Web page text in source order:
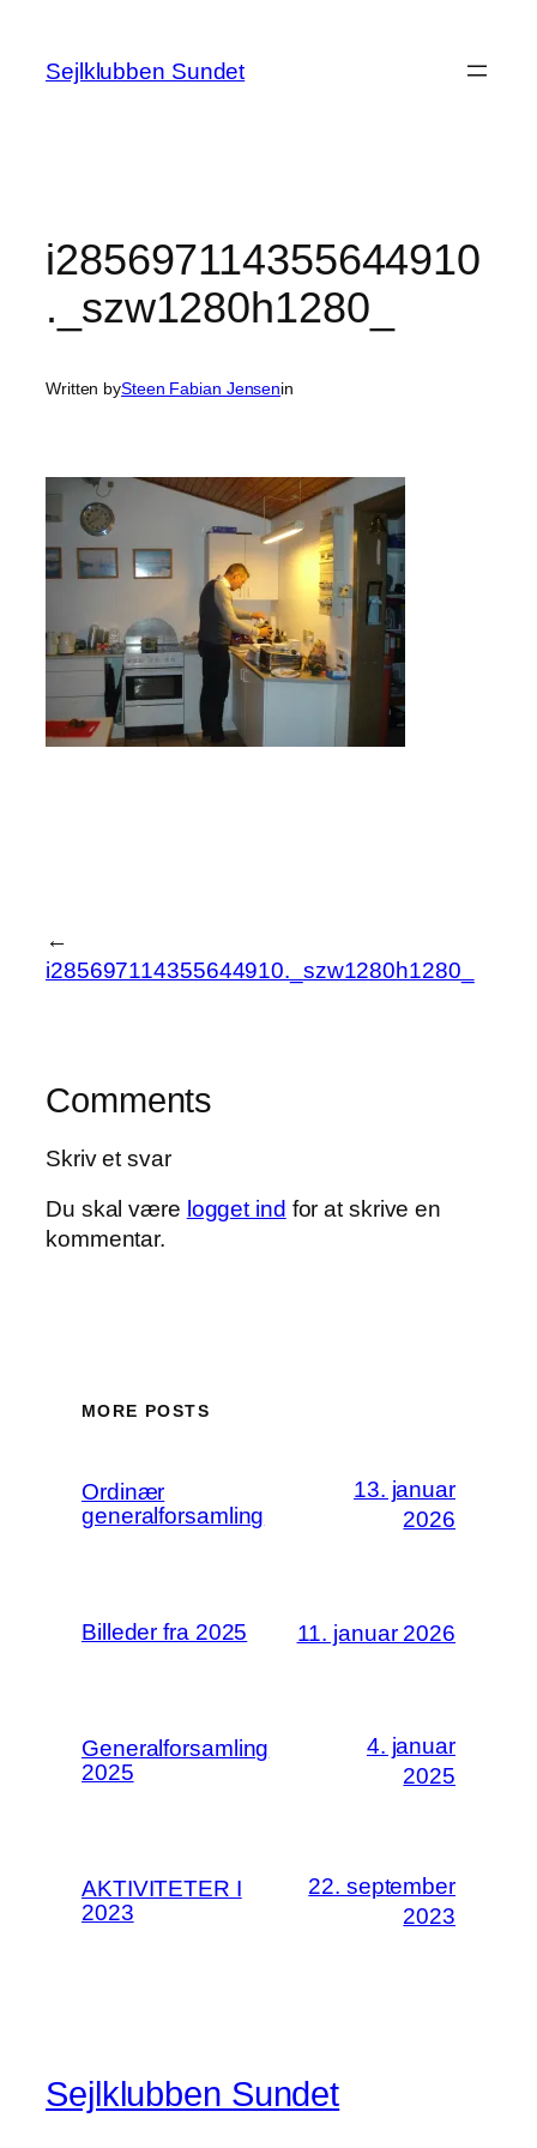
indhold
Sejlklubben Sundet
i285697114355644910
._szw1280h1280_
Written bySteen Fabian Jensenin
←
i285697114355644910._szw1280h1280_
Comments
Skriv et svar
Du skal være logget ind for at skrive en
kommentar.
MORE POSTS
Ordinær
generalforsamling
13. januar
2026
Billeder fra 2025 11. januar 2026
Generalforsamling
2025
4. januar
2025
AKTIVITETER I
2023
22. september
2023
Sejlklubben Sundet